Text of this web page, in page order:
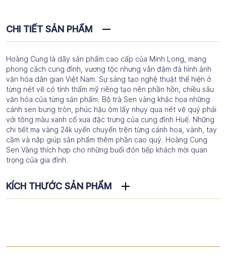
CHI TIẾT SẢN PHẨM
Hoàng Cung là dãy sản phẩm cao cấp của Minh Long, mang
phong cách cung đình, vương tộc nhưng vẫn đậm đà hình ảnh
văn hóa dân gian Việt Nam. Sự sáng tạo nghệ thuật thể hiện ở
từng nét vẽ có tính thẩm mỹ riêng tạo nên phần hồn, chiều sâu
văn hóa của từng sản phẩm. Bộ trà Sen vàng khắc họa những
cánh sen bung tròn, phúc hậu ôm lấy nhụy qua nét vẽ quý phái
với tông màu xanh cổ xưa đặc trưng của cung đình Huế. Những
chi tiết mạ vàng 24k uyển chuyển trên từng cánh hoa, vành, tay
cầm và nắp giúp sản phẩm thêm phần cao quý. Hoàng Cung
Sen Vàng thích hợp cho những buổi đón tiếp khách mời quan
trọng của gia đình.
KÍCH THƯỚC SẢN PHẨM